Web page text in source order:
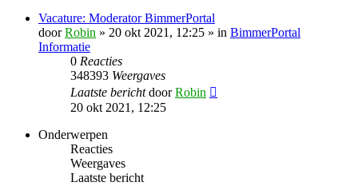
Vacature: Moderator BimmerPortal
doorRobin » 20 okt 2021, 12:25 » in BimmerPortal
Informatie
0 Reacties
348393 Weergaves
Laatste berichtdoorRobin
20 okt 2021, 12:25
Onderwerpen
Reacties
Weergaves
Laatste bericht